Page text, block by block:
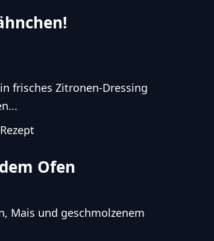
frisches Zitronen-Dressing
Rezept
Ofen
Mais und geschmolzenem